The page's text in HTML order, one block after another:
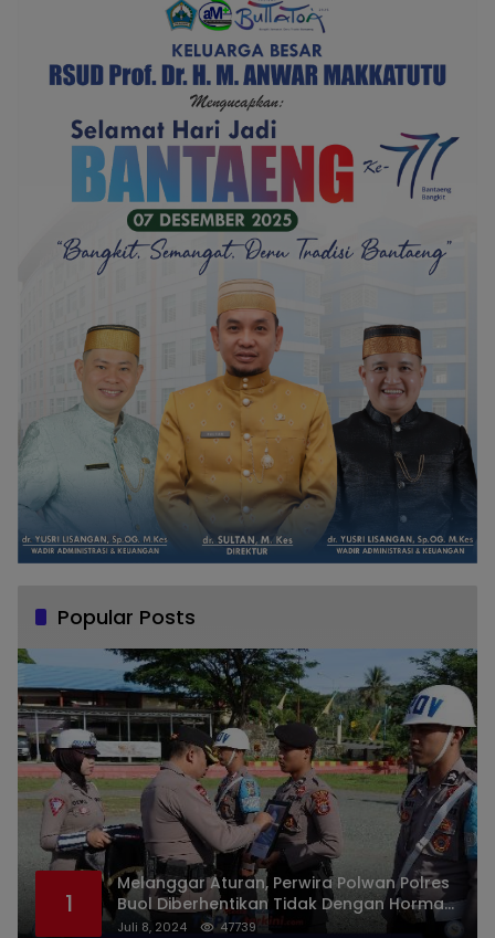
Popular Posts
1
Melanggar Aturan, Perwira Polwan Polres
Buol Diberhentikan Tidak Dengan Hormat
Dari Dinas Kepolisian
Juli 8, 2024 47739